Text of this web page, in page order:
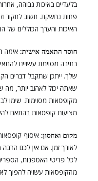
בלעדיים באיכות גבוהה,
פחות נחשקת. חשוב לחקור
האיכות והערך הכוללים של
חוסר התאמה אישית: אימה
בתיבה מסוימת עשויים
שלך. ייתכן שתקבל דברים
שאתה יכול לאהוב יותר, מה
מקופסאות מסוימות. שימו
מציעות קופסאות בהתאם
מקום ואחסון: איסוף
לאורך זמן. אם אין לכם
לכל פריטי האספנות,
מהקופסאות עשויה להפוך